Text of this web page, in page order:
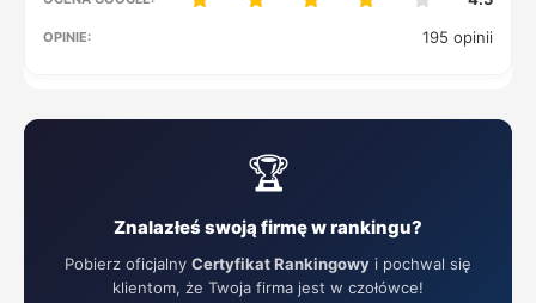
195 opinii
🏆
Znalazłeś swoją firmę w rankingu?
Pobierz oficjalny Certyfikat Rankingowy i pochwal się
klientom, że Twoja firma jest w czołówce!